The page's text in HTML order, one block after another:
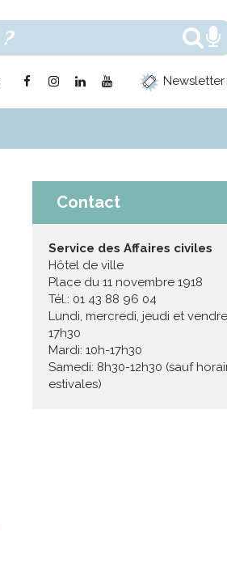
Lien
Facebook
Lien
Instagram
Lien
LinkedinYoutube
Contact
Service des Affaires civiles
Hôtel de ville
Place du 11 novembre 1918
Tél.: 01 43 88 96 04
Lundi, mercredi, jeudi et
17h30
Mardi: 10h-17h30
Samedi: 8h30-12h30 (sauf
estivales)